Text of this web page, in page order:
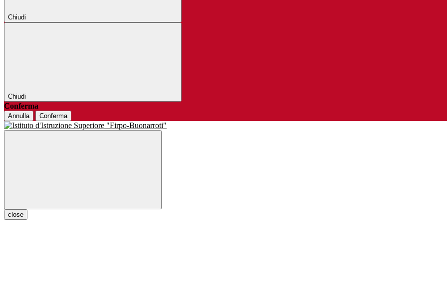
Chiudi
Chiudi
Conferma
Annulla Conferma
close